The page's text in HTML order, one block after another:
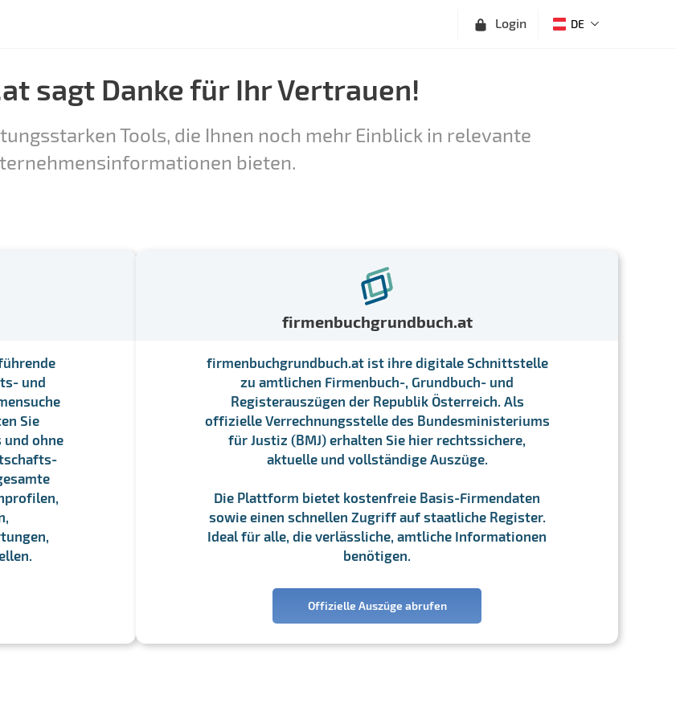
Login DE
sagt Danke für Ihr Vertrauen!
Tools, die Ihnen noch mehr Einblick in relevante
bieten.
und
Sie
ohne
firmenbuchgrundbuch.at
firmenbuchgrundbuch.at ist ihre digitale Schnittstelle
zu amtlichen Firmenbuch-, Grundbuch- und
Registerauszügen der Republik Österreich. Als
offizielle Verrechnungsstelle des Bundesministeriums
für Justiz (BMJ) erhalten Sie hier rechtssichere,
aktuelle und vollständige Auszüge.
Die Plattform bietet kostenfreie Basis-Firmendaten
sowie einen schnellen Zugriff auf staatliche Register.
Ideal für alle, die verlässliche, amtliche Informationen
benötigen.
Offizielle Auszüge abrufen